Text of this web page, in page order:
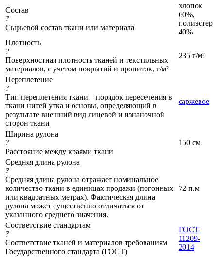
Состав
?
Сырьевой состав ткани или материала
хлопок
60%,
полиэстер
40%
Плотность
?
Поверхностная плотность тканей и текстильных
материалов, с учетом покрытий и пропиток, г/м²
235 г/м²
Переплетение
?
Тип переплетения ткани – порядок пересечения в
ткани нитей утка и основы, определяющий в
результате внешний вид лицевой и изнаночной
сторон ткани
саржевое
Ширина рулона
?
Расстояние между краями ткани
150 см
Средняя длина рулона
?
Средняя длина рулона отражает номинальное
количество ткани в единицах продажи (погонных
или квадратных метрах). Фактическая длина
рулона может существенно отличаться от
указанного среднего значения.
72 п.м
Соответствие стандартам
?
Соответствие тканей и материалов требованиям
Государственного стандарта (ГОСТ)
ГОСТ
11209-
2014